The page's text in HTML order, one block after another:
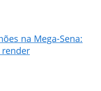
na Mega-Sena: